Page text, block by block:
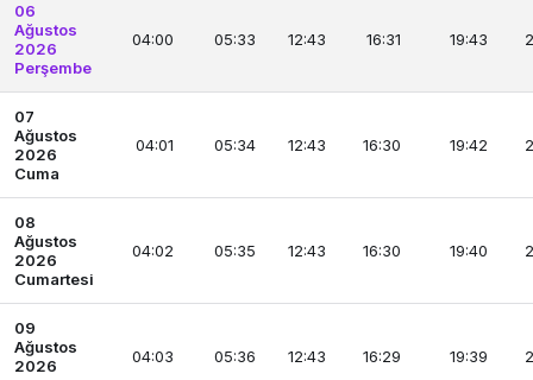
06
Ağustos
2026
Perşembe
04:00 05:33 12:43 16:31 19:43
07
Ağustos
2026
Cuma
04:01 05:34 12:43 16:30 19:42
08
Ağustos
2026
Cumartesi
04:02 05:35 12:43 16:30 19:40
09
Ağustos
2026
04:03 05:36 12:43 16:29 19:39